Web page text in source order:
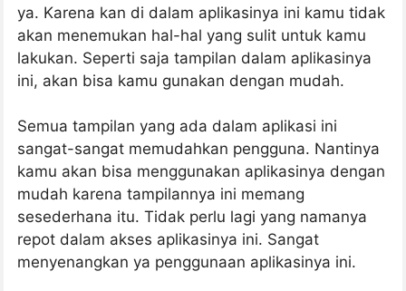
ya. Karena kan di dalam aplikasinya ini kamu tidak
akan menemukan hal-hal yang sulit untuk kamu
lakukan. Seperti saja tampilan dalam aplikasinya
ini, akan bisa kamu gunakan dengan mudah.
Semua tampilan yang ada dalam aplikasi ini
sangat-sangat memudahkan pengguna. Nantinya
kamu akan bisa menggunakan aplikasinya dengan
mudah karena tampilannya ini memang
sesederhana itu. Tidak perlu lagi yang namanya
repot dalam akses aplikasinya ini. Sangat
menyenangkan ya penggunaan aplikasinya ini.